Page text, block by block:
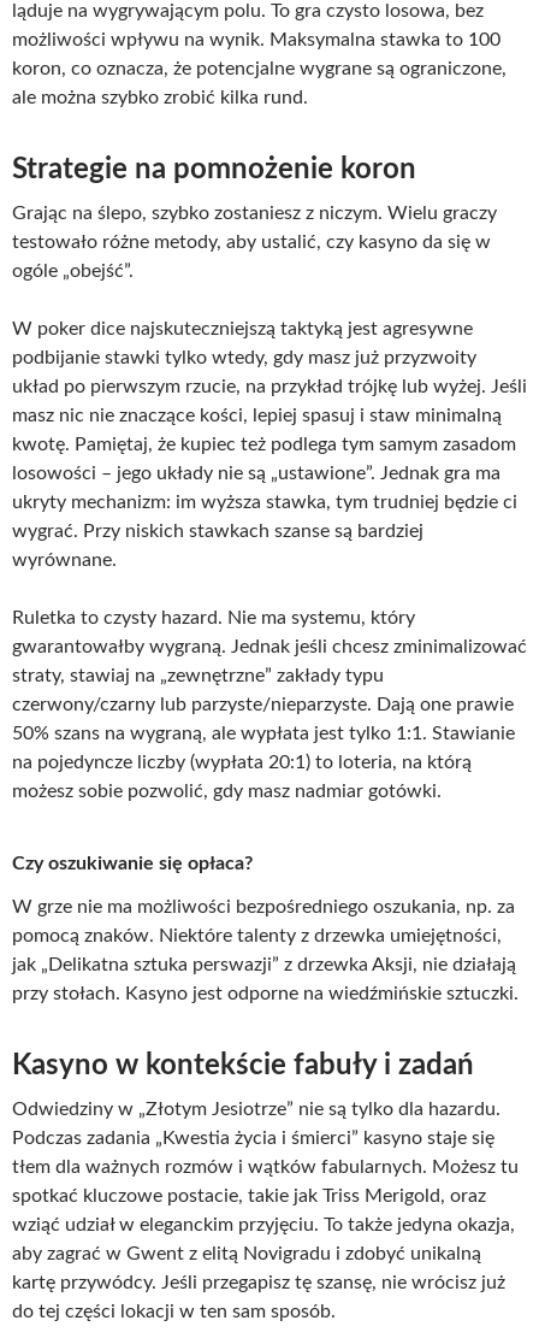
ląduje na wygrywającym polu. To gra czysto losowa, bez
możliwości wpływu na wynik. Maksymalna stawka to 100
koron, co oznacza, że potencjalne wygrane są ograniczone,
ale można szybko zrobić kilka rund.
Strategie na pomnożenie koron
Grając na ślepo, szybko zostaniesz z niczym. Wielu graczy
testowało różne metody, aby ustalić, czy kasyno da się w
ogóle „obejść”.
W poker dice najskuteczniejszą taktyką jest agresywne
podbijanie stawki tylko wtedy, gdy masz już przyzwoity
układ po pierwszym rzucie, na przykład trójkę lub wyżej. Jeśli
masz nic nie znaczące kości, lepiej spasuj i staw minimalną
kwotę. Pamiętaj, że kupiec też podlega tym samym zasadom
losowości – jego układy nie są „ustawione”. Jednak gra ma
ukryty mechanizm: im wyższa stawka, tym trudniej będzie ci
wygrać. Przy niskich stawkach szanse są bardziej
wyrównane.
Ruletka to czysty hazard. Nie ma systemu, który
gwarantowałby wygraną. Jednak jeśli chcesz zminimalizować
straty, stawiaj na „zewnętrzne” zakłady typu
czerwony/czarny lub parzyste/nieparzyste. Dają one prawie
50% szans na wygraną, ale wypłata jest tylko 1:1. Stawianie
na pojedyncze liczby (wypłata 20:1) to loteria, na którą
możesz sobie pozwolić, gdy masz nadmiar gotówki.
Czy oszukiwanie się opłaca?
W grze nie ma możliwości bezpośredniego oszukania, np. za
pomocą znaków. Niektóre talenty z drzewka umiejętności,
jak „Delikatna sztuka perswazji” z drzewka Aksji, nie działają
przy stołach. Kasyno jest odporne na wiedźmińskie sztuczki.
Kasyno w kontekście fabuły i zadań
Odwiedziny w „Złotym Jesiotrze” nie są tylko dla hazardu.
Podczas zadania „Kwestia życia i śmierci” kasyno staje się
tłem dla ważnych rozmów i wątków fabularnych. Możesz tu
spotkać kluczowe postacie, takie jak Triss Merigold, oraz
wziąć udział w eleganckim przyjęciu. To także jedyna okazja,
aby zagrać w Gwent z elitą Novigradu i zdobyć unikalną
kartę przywódcy. Jeśli przegapisz tę szansę, nie wrócisz już
do tej części lokacji w ten sam sposób.